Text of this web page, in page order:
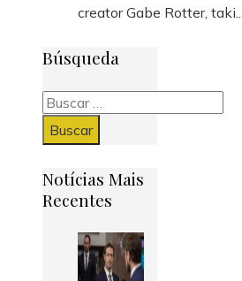
creator Gabe Rotter, taki...
Búsqueda
Buscar:
Notícias Mais
Recentes